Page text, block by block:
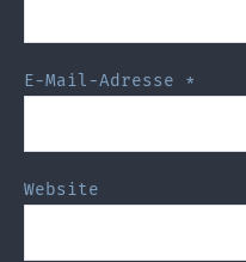
E-Mail-Adresse *
Website